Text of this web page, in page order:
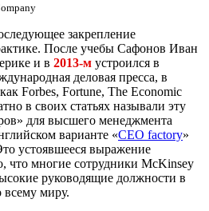
закрепление
После учебы Сафонов Иван
и в 2013-м устроился в
деловая пресса, в
Forbes, Fortune, The Economic
в своих статьях называли эту
для высшего менеджмента
варианте «CEO factory»
устоявшееся выражение
что многие сотрудники McKinsey
руководящие должности в
всему миру.